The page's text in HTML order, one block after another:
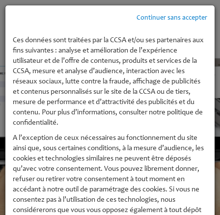
MENU
Continuer sans accepter
Ces données sont traitées par la CCSA et/ou ses partenaires aux
fins suivantes : analyse et amélioration de l’expérience
utilisateur et de l’offre de contenus, produits et services de la
CCSA, mesure et analyse d’audience, interaction avec les
réseaux sociaux, lutte contre la fraude, affichage de publicités
et contenus personnalisés sur le site de la CCSA ou de tiers,
mesure de performance et d’attractivité des publicités et du
contenu. Pour plus d’informations, consulter notre politique de
confidentialité.
A l’exception de ceux nécessaires au fonctionnement du site
ainsi que, sous certaines conditions, à la mesure d’audience, les
cookies et technologies similaires ne peuvent être déposés
qu’avec votre consentement. Vous pouvez librement donner,
refuser ou retirer votre consentement à tout moment en
accédant à notre outil de paramétrage des cookies. Si vous ne
consentez pas à l’utilisation de ces technologies, nous
considérerons que vous vous opposez également à tout dépôt